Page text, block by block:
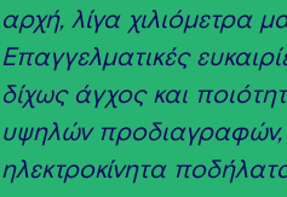
αρχή, λίγα χιλιόμετρα
Επαγγελματικές
δίχως άγχος και
υψηλών προδιαγραφών,
ηλεκτροκίνητα